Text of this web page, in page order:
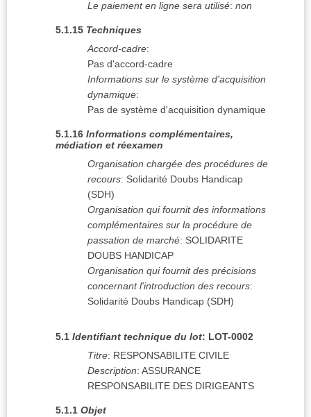
Le paiement en ligne sera utilisé: non
5.1.15 Techniques
Accord-cadre:
Pas d'accord-cadre
Informations sur le système d'acquisition
dynamique:
Pas de système d'acquisition dynamique
5.1.16 Informations complémentaires,
médiation et réexamen
Organisation chargée des procédures de
recours: Solidarité Doubs Handicap
(SDH)
Organisation qui fournit des informations
complémentaires sur la procédure de
passation de marché: SOLIDARITE
DOUBS HANDICAP
Organisation qui fournit des précisions
concernant l'introduction des recours:
Solidarité Doubs Handicap (SDH)
5.1 Identifiant technique du lot: LOT-0002
Titre: RESPONSABILITE CIVILE
Description: ASSURANCE
RESPONSABILITE DES DIRIGEANTS
5.1.1 Objet